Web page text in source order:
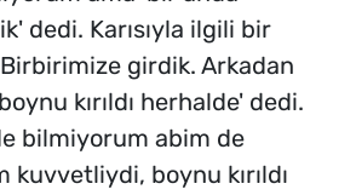
dedi. Karısıyla ilgili bir
girdik. Arkadan
kırıldı herhalde' dedi.
bilmiyorum abim de
kuvvetliydi, boynu kırıldı